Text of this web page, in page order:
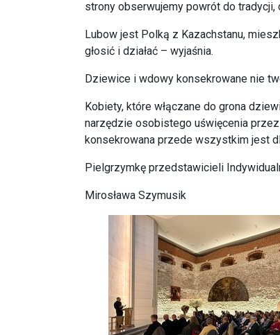
strony obserwujemy powrót do tradycji,
Lubow jest Polką z Kazachstanu,
głosić i działać – wyjaśnia.
Dziewice i wdowy konsekrowane nie
Kobiety, które włączane do grona
narzędzie osobistego uświęcenia
konsekrowana przede wszystkim jest
Pielgrzymkę przedstawicieli
Mirosława Szymusik